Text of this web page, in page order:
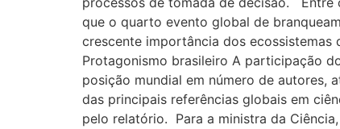
que o quarto evento global de
crescente importância dos ecossistemas
Protagonismo brasileiro A participação
posição mundial em número de autores,
das principais referências globais em
pelo relatório. Para a ministra da